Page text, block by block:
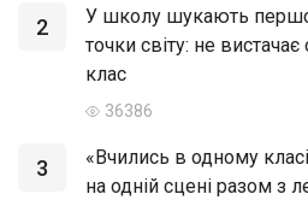
2
У школу шукають
точки світу: не
клас
36386
3
«Вчились в одному
на одній сцені разом з